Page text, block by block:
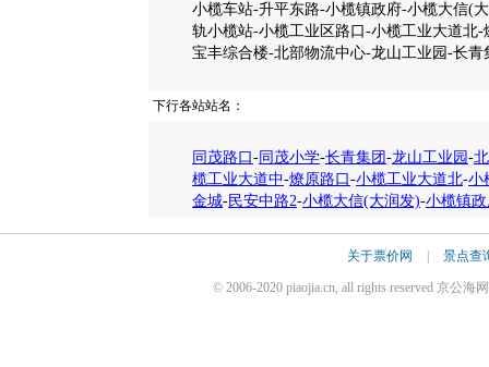
小榄车站-升平东路-小榄镇政府-小榄大信(
轨小榄站-小榄工业区路口-小榄工业大道北
宝丰综合楼-北部物流中心-龙山工业园-长
下行各站站名：
同茂路口 - 同茂小学-长青集团 -龙山工业园 -
榄工业大道中-燎原路口 -小榄工业大道北-小
金城-民安中路2-小榄大信(大润发)-小榄镇
关于票价网 景点查
© 2006-2020 piaojia.cn, all rights reserved 京公海